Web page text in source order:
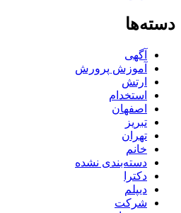
دسته‌ها
آگهی
آموزش پرورش
ارتش
استخدام
اصفهان
تبریز
تهران
خانم
دسته‌بندی نشده
دکترا
دیپلم
شرکت